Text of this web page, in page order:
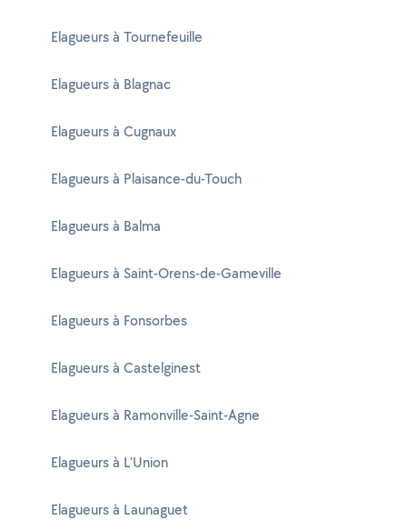
Elagueurs à Tournefeuille
Elagueurs à Blagnac
Elagueurs à Cugnaux
Elagueurs à Plaisance-du-Touch
Elagueurs à Balma
Elagueurs à Saint-Orens-de-Gameville
Elagueurs à Fonsorbes
Elagueurs à Castelginest
Elagueurs à Ramonville-Saint-Agne
Elagueurs à L'Union
Elagueurs à Launaguet